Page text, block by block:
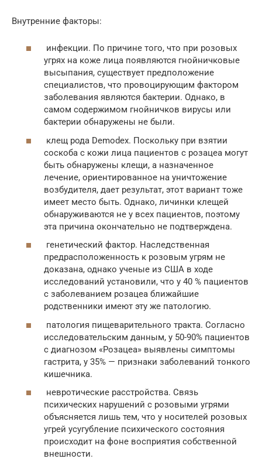
Внутренние факторы:
инфекции. По причине того, что при розовых
угрях на коже лица появляются гнойничковые
высыпания, существует предположение
специалистов, что провоцирующим фактором
заболевания являются бактерии. Однако, в
самом содержимом гнойничков вирусы или
бактерии обнаружены не были.
клещ рода Demodex. Поскольку при взятии
соскоба с кожи лица пациентов с розацеа могут
быть обнаружены клещи, а назначенное
лечение, ориентированное на уничтожение
возбудителя, дает результат, этот вариант тоже
имеет место быть. Однако, личинки клещей
обнаруживаются не у всех пациентов, поэтому
эта причина окончательно не подтверждена.
генетический фактор. Наследственная
предрасположенность к розовым угрям не
доказана, однако ученые из США в ходе
исследований установили, что у 40 % пациентов
с заболеванием розацеа ближайшие
родственники имеют эту же патологию.
патология пищеварительного тракта. Согласно
исследовательским данным, у 50-90% пациентов
с диагнозом «Розацеа» выявлены симптомы
гастрита, у 35% — признаки заболеваний тонкого
кишечника.
невротические расстройства. Связь
психических нарушений с розовыми угрями
объясняется лишь тем, что у носителей розовых
угрей усугубление психического состояния
происходит на фоне восприятия собственной
внешности.